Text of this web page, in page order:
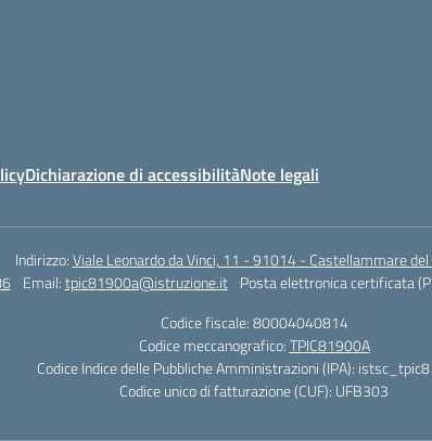
Dichiarazione di accessibilitàNote legali
Indirizzo:Viale Leonardo da Vinci, 11 - 91014 - Castellammare del
Email:tpic81900a@istruzione.it Posta elettronica certificata
Codice fiscale: 80004040814
Codice meccanografico:TPIC81900A
Codice Indice delle Pubbliche Amministrazioni (IPA):
Codice unico di fatturazione (CUF): UFB303